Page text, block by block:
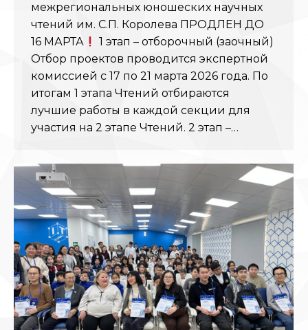
межрегиональных юношеских научных
чтений им. С.П. Королева ПРОДЛЕН ДО
16 МАРТА
1 этап – отборочный (заочный)
Отбор проектов проводится экспертной
комиссией с 17 по 21 марта 2026 года. По
итогам 1 этапа Чтений отбираются
лучшие работы в каждой секции для
участия на 2 этапе Чтений. 2 этап –…